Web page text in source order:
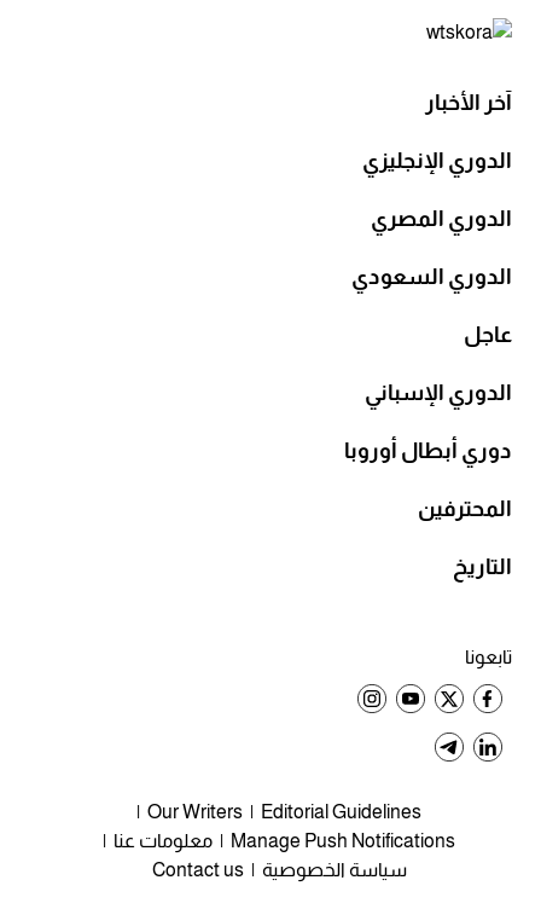
تابعونا
آخر الأخبار
الدوري الإنجليزي
الدوري المصري
الدوري السعودي
عاجل
الدوري الإسباني
دوري أبطال أوروبا
المحترفين
التاريخ
Editorial Guidelines
Our Writers
Manage Push Notifications
معلومات عنا
سياسة الخصوصية
Contact us